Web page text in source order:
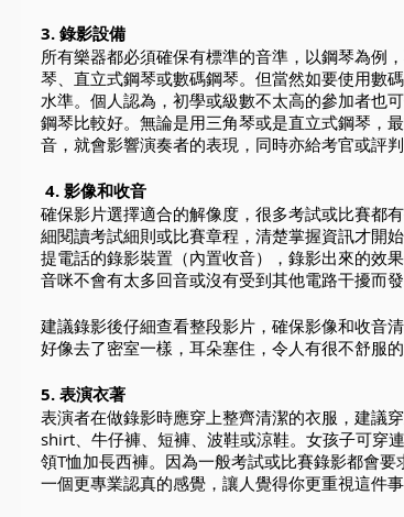
3. 錄影設備
所有樂器都必須確保有標準的音準，以鋼琴為例
琴、直立式鋼琴或數碼鋼琴。但當然如要使用數
水準。個人認為，初學或級數不太高的參加者也
鋼琴比較好。無論是用三角琴或是直立式鋼琴，
音，就會影響演奏者的表現，同時亦給考官或評
4. 影像和收音
確保影片選擇適合的解像度，很多考試或比賽都
細閱讀考試細則或比賽章程，清楚掌握資訊才開
提電話的錄影裝置（內置收音），錄影出來的效
音咪不會有太多回音或沒有受到其他電路干擾而
建議錄影後仔細查看整段影片，確保影像和收音
好像去了密室一樣，耳朵塞住，令人有很不舒服
5. 表演衣著
表演者在做錄影時應穿上整齊清潔的衣服，建議
shirt、牛仔褲、短褲、波鞋或涼鞋。女孩子可穿
領T恤加長西褲。因為一般考試或比賽錄影都會
一個更專業認真的感覺，讓人覺得你更重視這件事